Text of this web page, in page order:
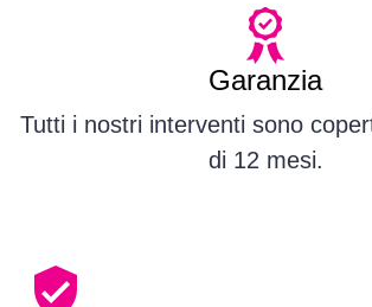
Garanzia
Tutti i nostri interventi sono
di 12 mesi.